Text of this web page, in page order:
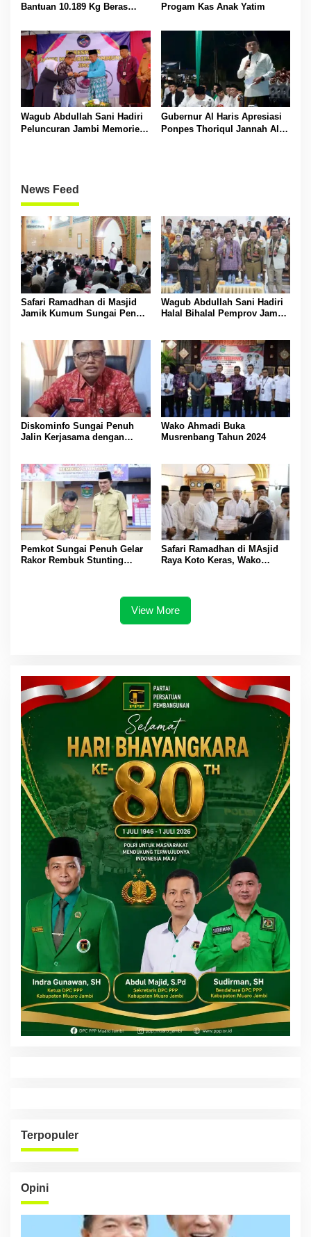
Bantuan 10.189 Kg Beras
Sarolangun
Progam Kas Anak Yatim
Wagub Abdullah Sani Hadiri
Peluncuran Jambi Memories
Gubernur Al Haris Apresiasi
Ponpes Thoriqul Jannah Al-
News Feed
Safari Ramadhan di Masjid
Jamik Kumum Sungai Penuh,
Wagub Abdullah Sani Hadiri
Halal Bihalal Pemprov Jambi
Diskominfo Sungai Penuh
Jalin Kerjasama dengan
Wako Ahmadi Buka
Musrenbang Tahun 2024
Pemkot Sungai Penuh Gelar
Rakor Rembuk Stunting
Safari Ramadhan di MAsjid
Raya Koto Keras, Wako
View More
Terpopuler
Opini